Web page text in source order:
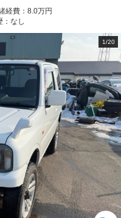
経費： 8.0万円
なし
1/20